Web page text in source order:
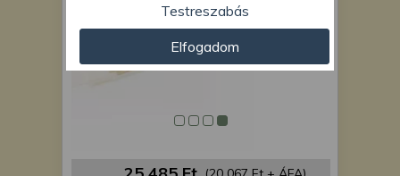
személyre szabott hirdetések és
tartalom nyújtásához, hirdetés- és
tartalomméréshez, nézettségi adatok
gyűjtéséhez, valamint termékek
partnereink eszközleolvasásos
adatokat és azonosítási információkat
Testreszabás
Elfogadom